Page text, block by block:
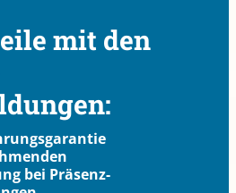
mit den
bei Präsenz-